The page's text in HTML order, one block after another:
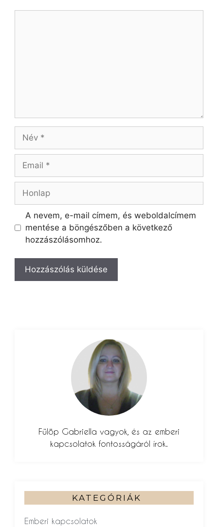
A nevem, e-mail címem, és weboldalcímem
mentése a böngészőben a következő
hozzászólásomhoz.
Fülöp Gabriella vagyok, és az emberi
kapcsolatok fontosságáról írok.
KATEGÓRIÁK
Emberi kapcsolatok